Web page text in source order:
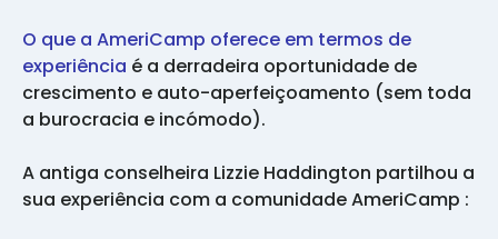
O que a AmeriCamp oferece em termos de
experiência é a derradeira oportunidade de
crescimento e auto-aperfeiçoamento (sem toda
a burocracia e incómodo).
A antiga conselheira Lizzie Haddington partilhou a
sua experiência com a comunidade AmeriCamp :